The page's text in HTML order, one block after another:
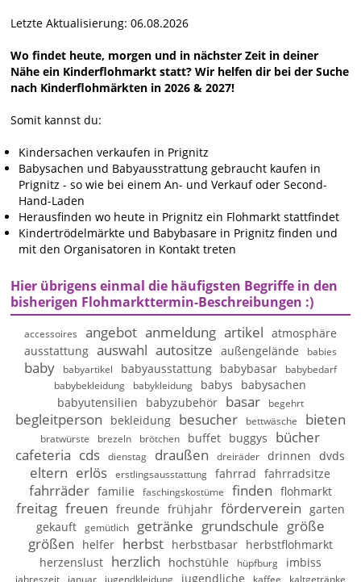
Letzte Aktualisierung: 06.08.2026
Wo findet heute, morgen und in nächster Zeit in deiner
Nähe ein Kinderflohmarkt statt? Wir helfen dir bei der Suche
nach Kinderflohmärkten in 2026 & 2027!
Somit kannst du:
Kindersachen verkaufen in Prignitz
Babysachen und Babyausstrattung gebraucht kaufen in
Prignitz - so wie bei einem An- und Verkauf oder Second-
Hand-Laden
Herausfinden wo heute in Prignitz ein Flohmarkt stattfindet
Kindertrödelmärkte und Babybasare in Prignitz finden und
mit den Organisatoren in Kontakt treten
Hier übrigens einmal die häufigsten Begriffe in den
bisherigen Flohmarkttermin-Beschreibungen :)
accessoires angebot anmeldung artikel atmosphäre
ausstattung auswahl autositze außengelände babies
baby babyartikel babyausstattung babybasar
babybedarf
babybekleidung
babykleidung babys
babysachen
babyutensilien
babyzubehör basar begehrt
begleitperson bekleidung besucher bettwäsche bieten
bratwürste brezeln brötchen buffet buggys
bücher
cafeteria cds dienstag draußen dreiräder drinnen dvds
eltern erlös erstlingsausstattung fahrrad fahrradsitze
fahrräder familie faschingskostüme finden flohmarkt
freitag freuen freunde frühjahr förderverein garten
gekauft
gemütlich getränke grundschule größe
größen
helfer herbst herbstbasar herbstflohmarkt
herzenslust herzlich hochstühle hüpfburg imbiss
jahreszeit januar jugendkleidung jugendliche kaffee kaltgetränke